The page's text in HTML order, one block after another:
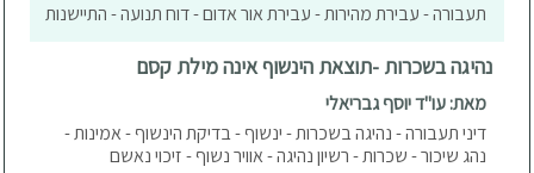
תעבורה - עבירת מהירות - עבירת אור אדום - דוח תנועה - התיישנות
נהיגה בשכרות -תוצאת הינשוף אינה מילת קסם
מאת: עו"ד יוסף גבריאלי
דיני תעבורה - נהיגה בשכרות - ינשוף - בדיקת הינשוף - אמינות -
נהג שיכור - שכרות - רשיון נהיגה - אוויר נשוף - זיכוי נאשם